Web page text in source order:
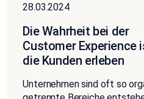
28.03.2024
Die Wahrheit bei der
Customer Experience
die Kunden erleben
Unternehmen sind oft so